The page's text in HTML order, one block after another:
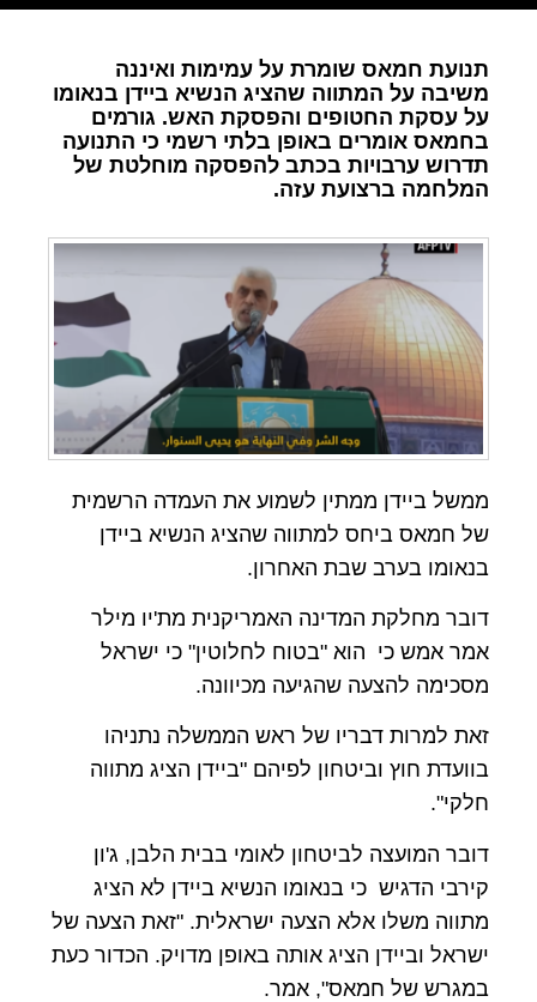
תנועת חמאס שומרת על עמימות ואיננה
משיבה על המתווה שהציג הנשיא ביידן בנאומו
על עסקת החטופים והפסקת האש. גורמים
בחמאס אומרים באופן בלתי רשמי כי התנועה
תדרוש ערבויות בכתב להפסקה מוחלטת של
המלחמה ברצועת עזה.
ממשל ביידן ממתין לשמוע את העמדה הרשמית
של חמאס ביחס למתווה שהציג הנשיא ביידן
בנאומו בערב שבת האחרון.
דובר מחלקת המדינה האמריקנית מת'יו מילר
אמר אמש כי הוא "בטוח לחלוטין" כי ישראל
מסכימה להצעה שהגיעה מכיוונה.
זאת למרות דבריו של ראש הממשלה נתניהו
בוועדת חוץ וביטחון לפיהם "ביידן הציג מתווה
חלקי".
דובר המועצה לביטחון לאומי בבית הלבן, ג'ון
קירבי הדגיש כי בנאומו הנשיא ביידן לא הציג
מתווה משלו אלא הצעה ישראלית. "זאת הצעה של
ישראל וביידן הציג אותה באופן מדויק. הכדור כעת
במגרש של חמאס", אמר.